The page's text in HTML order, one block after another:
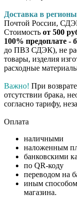
Доставка в
Почтой России,
Стоимость от 500
100% предоплате -
до ПВЗ СДЭК), не
товары, изделия
расходные
Важно! При
отсутствии брака,
согласно тарифу,
Оплата
наличными
наложенным
банковскими
по QR-коду
переводом на
иным
магазина.